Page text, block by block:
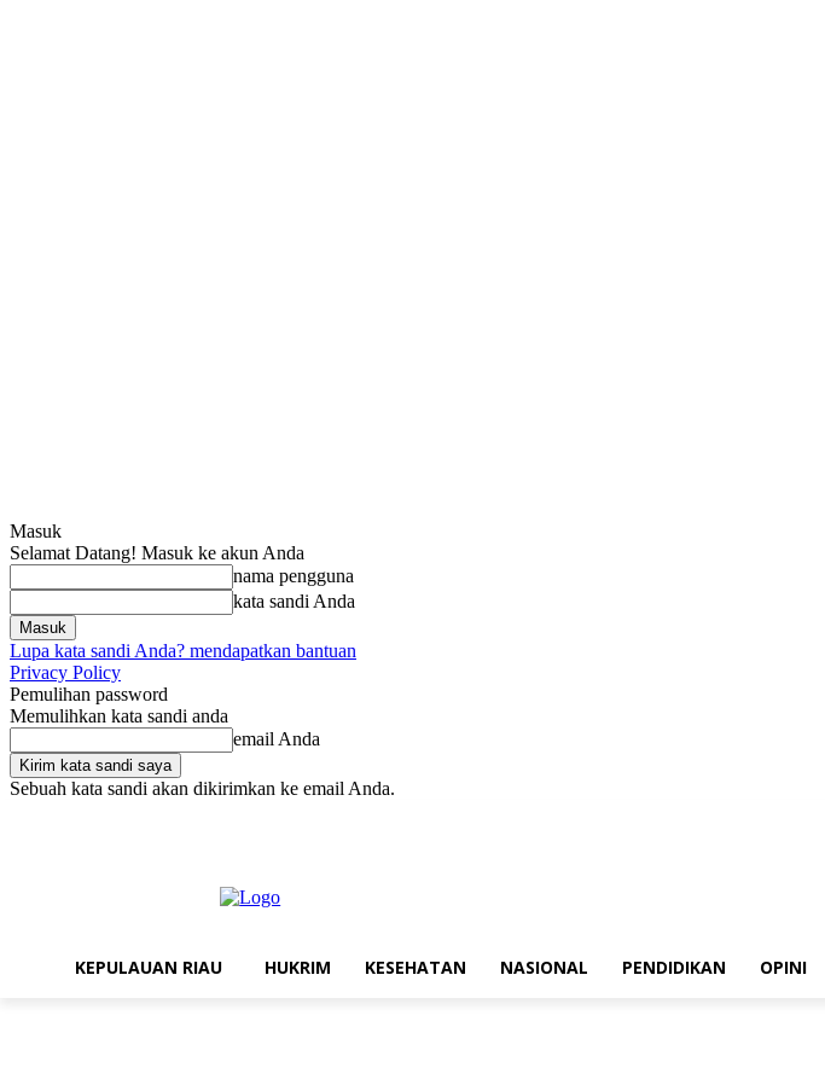
Masuk
Selamat Datang! Masuk ke akun Anda
nama pengguna
kata sandi Anda
Lupa kata sandi Anda? mendapatkan bantuan
Privacy Policy
Pemulihan password
Memulihkan kata sandi anda
email Anda
Sebuah kata sandi akan dikirimkan ke email Anda.
KEPULAUAN RIAU HUKRIM KESEHATAN NASIONAL PENDIDIKAN OPINI